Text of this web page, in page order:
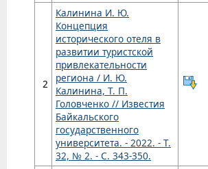
2
Калинина И. Ю.
Концепция
исторического отеля в
развитии туристской
привлекательности
региона / И. Ю.
Калинина, Т. П.
Головченко // Известия
Байкальского
государственного
университета. - 2022. - Т.
32, № 2. - С. 343-350.